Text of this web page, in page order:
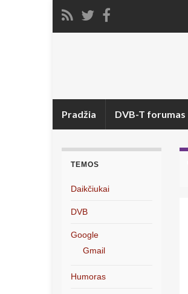
Pradžia DVB-T forumas
TEMOS
Daikčiukai
DVB
Google
Gmail
Humoras